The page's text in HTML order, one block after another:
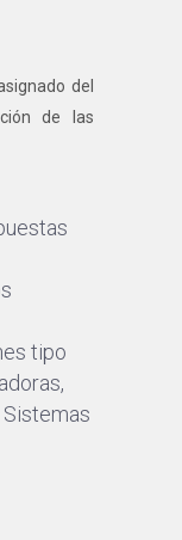
del
de las
tipo
Sistemas